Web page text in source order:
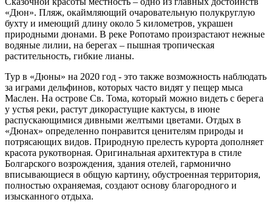
«Дюн». Пляж, окаймляющий очаровательную полукруглую
бухту и имеющий длину около 5 километров, украшен
природными дюнами. В реке Ропотамо произрастают нежные
водяные лилии, на берегах – пышная тропическая
растительность, гибкие лианы.
Тур в «Дюны» на 2020 год - это также возможность наблюдать
за играми дельфинов, которых часто видят у пещер мыса
Маслен. На острове Св. Тома, который можно видеть с берега
у устья реки, растут дикорастущие кактусы, в июне
распускающимися дивными желтыми цветами. Отдых в
«Дюнах» определенно понравится ценителям природы и
потрясающих видов. Природную прелесть курорта дополняет
красота рукотворная. Оригинальная архитектура в стиле
Болгарского возрождения, здания отелей, гармонично
вписывающиеся в общую картину, обустроенная территория,
полностью охраняемая, создают основу благородного и
изысканного отдыха.